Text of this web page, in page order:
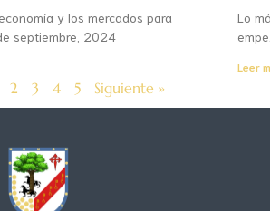
y los mercados para
septiembre, 2024
Lo
Leer
2 3 4 5 Siguiente »